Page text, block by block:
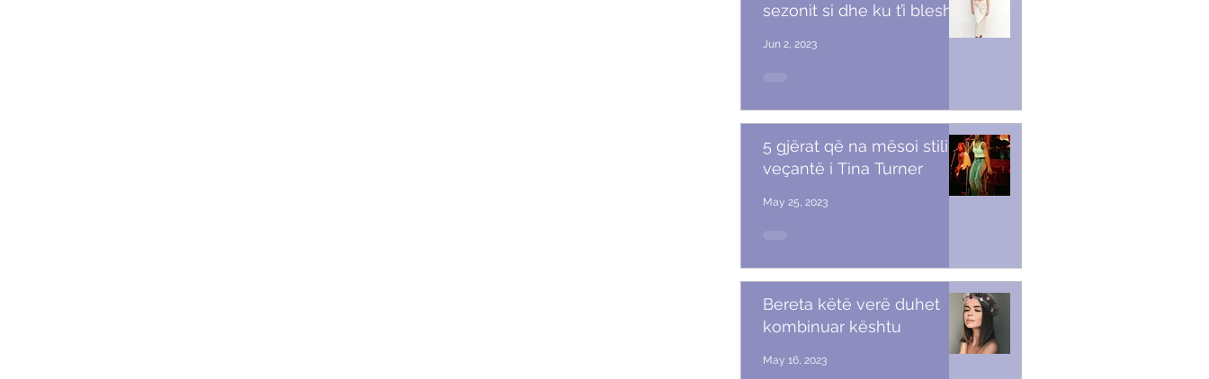
sezonit si dhe ku t’i blesh
Jun 2, 2023
5 gjërat që na mësoi stili i
veçantë i Tina Turner
May 25, 2023
Bereta këtë verë duhet
kombinuar kështu
May 16, 2023